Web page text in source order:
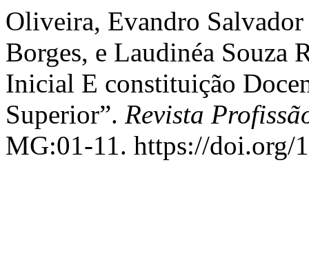
Oliveira, Evandro
Borges, e Laudinéa Souza
Inicial E constituição
Superior”. Revista
MG:01-11. https://doi.org/